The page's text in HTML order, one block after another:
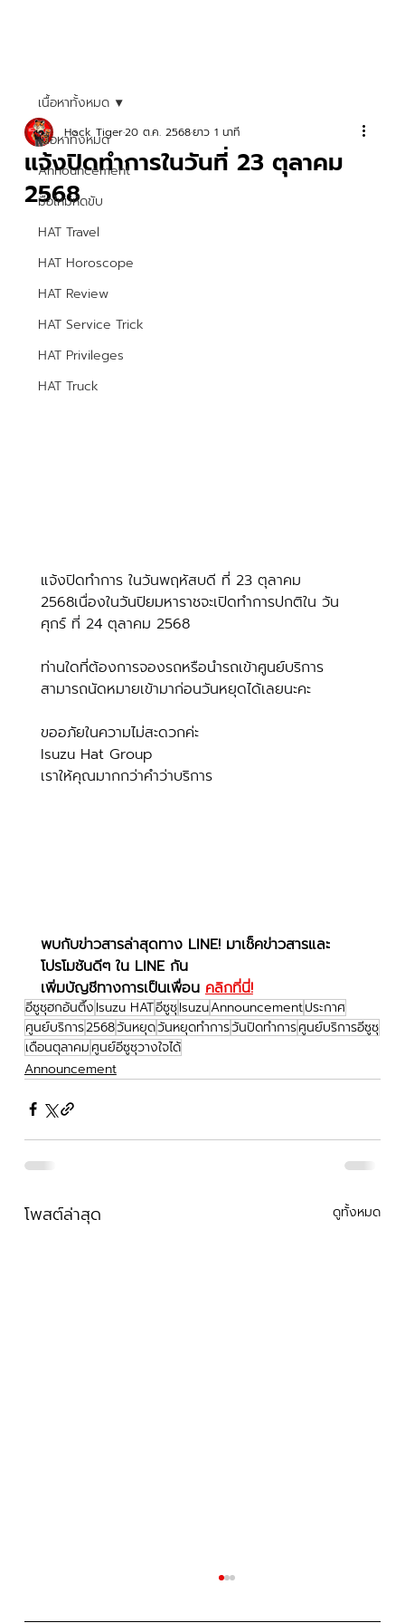
เนื้อหาทั้งหมด
Announcement
มือใหม่หัดขับ
HAT Travel
HAT Horoscope
HAT Review
HAT Service Trick
HAT Privileges
HAT Truck
เนื้อหาทั้งหมด
แจ้งปิดทำการในวันที่ 23 ตุลาคม
2568
Hock Tiger20 ต.ค. 2568ยาว 1 นาที
แจ้งปิดทำการ ในวันพฤหัสบดี ที่ 23 ตุลาคม
2568เนื่องในวันปิยมหาราชจะเปิดทำการปกติใน วัน
ศุกร์ ที่ 24 ตุลาคม 2568
ท่านใดที่ต้องการจองรถหรือนำรถเข้าศูนย์บริการ
สามารถนัดหมายเข้ามาก่อนวันหยุดได้เลยนะคะ
ขออภัยในความไม่สะดวกค่ะ
Isuzu Hat Group
เราให้คุณมากกว่าคำว่าบริการ
พบกับข่าวสารล่าสุดทาง LINE! มาเช็คข่าวสารและ
โปรโมชันดีๆ ใน LINE กัน
เพิ่มบัญชีทางการเป็นเพื่อน คลิกที่นี่!
อีซูซุฮกอันตึ๊งIsuzu HATอีซูซุIsuzuAnnouncementประกาศ
ศูนย์บริการ2568วันหยุดวันหยุดทำการวันปิดทำการศูนย์บริการอีซูซุ
เดือนตุลาคมศูนย์อีซูซุวางใจได้
Announcement
โพสต์ล่าสุด ดูทั้งหมด